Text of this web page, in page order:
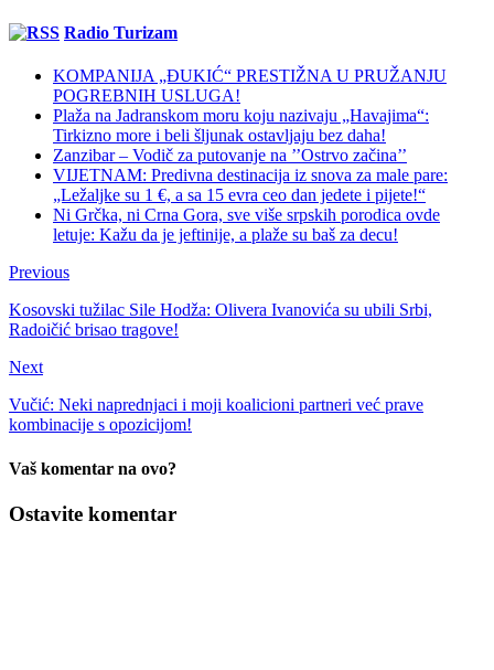
Radio Turizam
KOMPANIJA „ĐUKIĆ“ PRESTIŽNA U PRUŽANJU
POGREBNIH USLUGA!
Plaža na Jadranskom moru koju nazivaju „Havajima“:
Tirkizno more i beli šljunak ostavljaju bez daha!
Zanzibar – Vodič za putovanje na ’’Ostrvo začina’’
VIJETNAM: Predivna destinacija iz snova za male pare:
„Ležaljke su 1 €, a sa 15 evra ceo dan jedete i pijete!“
Ni Grčka, ni Crna Gora, sve više srpskih porodica ovde
letuje: Kažu da je jeftinije, a plaže su baš za decu!
Previous
Kosovski tužilac Sile Hodža: Olivera Ivanovića su ubili Srbi,
Radoičić brisao tragove!
Next
Vučić: Neki naprednjaci i moji koalicioni partneri već prave
kombinacije s opozicijom!
Vaš komentar na ovo?
Ostavite komentar